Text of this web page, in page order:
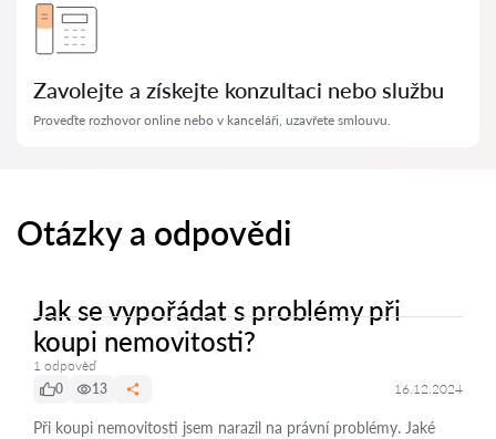
Zavolejte a získejte konzultaci nebo službu
Proveďte rozhovor online nebo v kanceláři, uzavřete smlouvu.
Otázky a odpovědi
Jak se vypořádat s problémy při
koupi nemovitosti?
1 odpověď
0
13 16.12.2024
Při koupi nemovitosti jsem narazil na právní problémy. Jaké